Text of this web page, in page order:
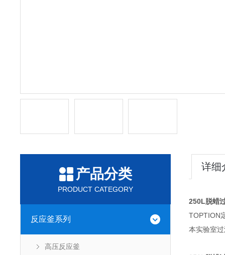
产品分类
PRODUCT CATEGORY
反应釜系列
高压反应釜
详细
250L脱蜡
TOPTION
本实验室